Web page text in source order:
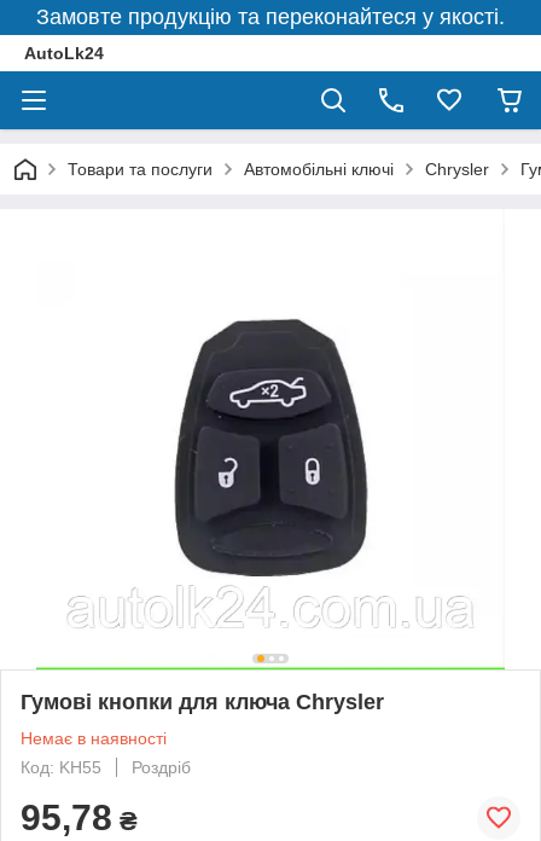
Замовте продукцію та переконайтеся у якості.
AutoLk24
Товари та послуги Автомобільні ключі Chrysler
Гумові кнопки для ключа Chrysler
Немає в наявності
Код: KН55
Роздріб
95,78 ₴